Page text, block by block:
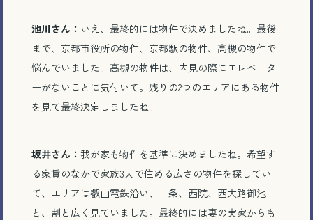
池川さん： いえ、最終的には物件で決めましたね。最後
まで、京都市役所の物件、京都駅の物件、高槻の物件で
悩んでいました。高槻の物件は、内見の際にエレベータ
ーがないことに気付いて。残りの2つのエリアにある物件
を見て最終決定しましたね。
坂井さん： 我が家も物件を基準に決めましたね。希望す
る家賃のなかで家族3 人で住める広さの物件を探してい
て、エリアは叡山電鉄沿い、二条、西院、西大路御池
と、割と広く見ていました。最終的には妻の実家からも